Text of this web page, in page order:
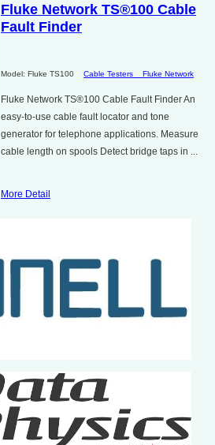
Fluke Network TS®100 Cable
Fault Finder
Model: Fluke TS100 Cable Testers Fluke Network
Fluke Network TS®100 Cable Fault Finder An
easy-to-use cable fault locator and tone
generator for telephone applications. Measure
cable length on spools Detect bridge taps in ...
More Detail